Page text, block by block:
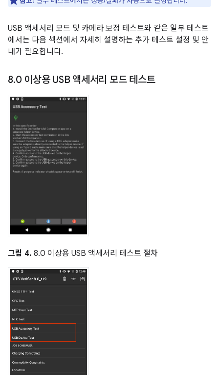
USB 액세서리 모드 및 카메라 보정 테스트와 같은 일부 테스트
에서는 다음 섹션에서 자세히 설명하는 추가 테스트 설정 및 안
내가 필요합니다.
8.0 이상용 USB 액세서리 모드 테스트
그림 4. 8.0 이상용 USB 액세서리 테스트 절차